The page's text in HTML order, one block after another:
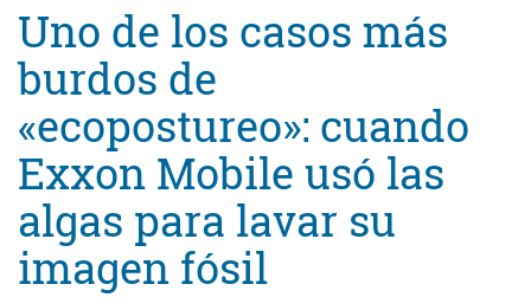
Uno de los casos más
burdos de
«ecopostureo»: cuando
Exxon Mobile usó las
algas para lavar su
imagen fósil